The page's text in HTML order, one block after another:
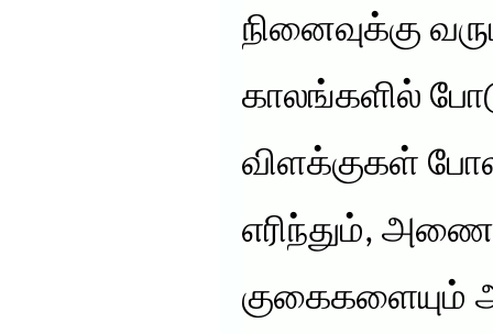
நினைவுக்கு
காலங்களில்
விளக்குகள்
எரிந்தும்,
குகைகளையும்